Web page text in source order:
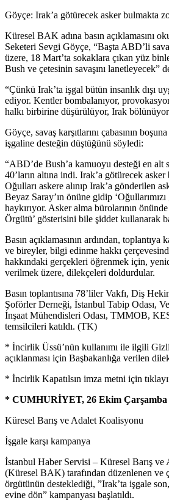
Göyçe: Irak’a götürecek asker bulmakta
Küresel BAK adına basın açıklamasını
Seketeri Sevgi Göyçe, “Başta ABD’li
üzere, 18 Mart’ta sokaklara çıkan yüz
Bush ve çetesinin savaşını lanetleyecek”
“Çünkü Irak’ta işgal bütün insanlık dışı
ediyor. Kentler bombalanıyor,
halkı birbirine düşürülüyor, Irak
Göyçe, savaş karşıtlarını çabasının
işgaline desteğin düştüğünü söyledi:
“ABD’de Bush’a kamuoyu desteği en alt
40’ların altına indi. Irak’a götürecek
Oğulları askere alınıp Irak’a gönderilen
Beyaz Saray’ın önüne gidip
haykırıyor. Asker alma bürolarının
Örgütü’ gösterisini bile şiddet kullanarak
Basın açıklamasının ardından,
ve bireyler, bilgi edinme hakkı
hakkındaki gerçekleri öğrenmek için,
verilmek üzere, dilekçeleri doldurdular.
Basın toplantısına 78’liler Vakfı, Diş
Şoförler Derneği, İstanbul Tabip Odası,
İnşaat Mühendisleri Odası, TMMOB,
temsilcileri katıldı. (TK)
* İncirlik Üssü’nün kullanımı ile ilgili
açıklanması için Başbakanlığa verilen
* İncirlik Kapatılsın imza metni için
* CUMHURİYET, 26 Ekim Çarşamba
Küresel Barış ve Adalet Koalisyonu
İşgale karşı kampanya
İstanbul Haber Servisi – Küresel Barış
(Küresel BAK) tarafından düzenlenen ve
örgütünün desteklediği, ”Irak’ta işgale
evine dön” kampanyası başlatıldı.